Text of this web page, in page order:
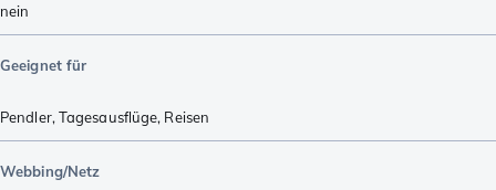
nein
Geeignet für
Pendler, Tagesausflüge, Reisen
Webbing/Netz